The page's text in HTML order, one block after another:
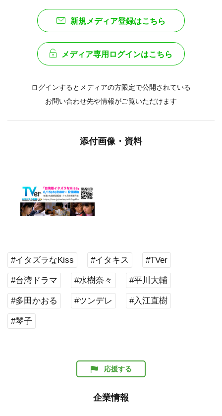
新規メディア登録はこちら
メディア専用ログインはこちら
ログインするとメディアの方限定で公開されている
お問い合わせ先や情報がご覧いただけます
添付画像・資料
#イタズラなKiss #イタキス #TVer
#台湾ドラマ #水樹奈々 #平川大輔
#多田かおる #ツンデレ #入江直樹
#琴子
応援する
企業情報